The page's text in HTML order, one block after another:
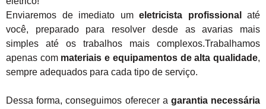
Enviaremos de imediato um eletricista profissional
até
você, preparado para resolver desde as avarias mais
simples até os trabalhos mais complexos.Trabalhamos
apenas com materiais e equipamentos de alta qualidade,
sempre adequados para cada tipo de serviço.
Dessa forma, conseguimos oferecer a garantia necessária